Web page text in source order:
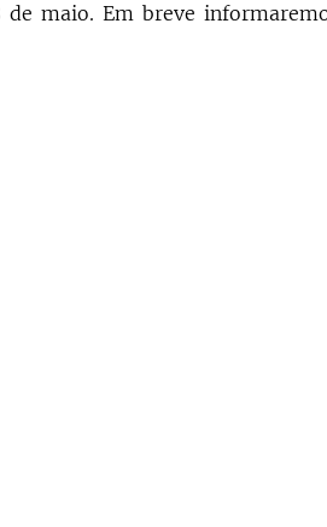
maio. Em breve